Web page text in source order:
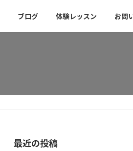
ブログ 体験レッスン お問
最近の投稿